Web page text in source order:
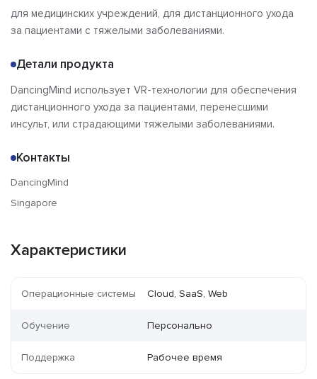
для медицинских учреждений, для дистанционного ухода
за пациентами с тяжелыми заболеваниями.
Детали продукта
DancingMind использует VR-технологии для обеспечения
дистанционного ухода за пациентами, перенесшими
инсульт, или страдающими тяжелыми заболеваниями.
Контакты
DancingMind
Singapore
Характеристики
Операционные системы Cloud, SaaS, Web
Обучение Персонально
Поддержка Рабочее время